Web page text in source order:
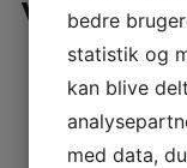
Vejle og
Oprensning
Oprensning
bedre
statistik og
kan blive
med data,